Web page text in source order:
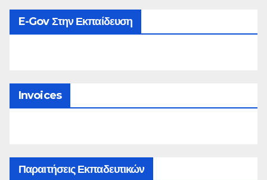
E-Gov Στην Εκπαίδευση
Invoices
Παραιτήσεις Εκπαδευτικών